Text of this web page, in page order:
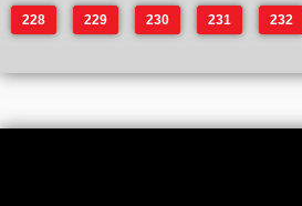
228 229 230 231 232